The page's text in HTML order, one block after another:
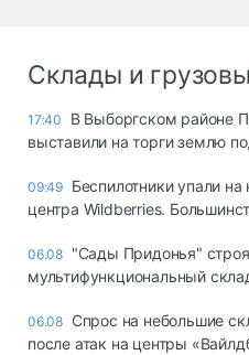
Склады и
17:40
В Выборгском районе
выставили на торги землю
09:49 Беспилотники упали
центра Wildberries.
06.08 "Сады Придонья"
мультифункциональный
06.08 Спрос на небольшие
после атак на центры